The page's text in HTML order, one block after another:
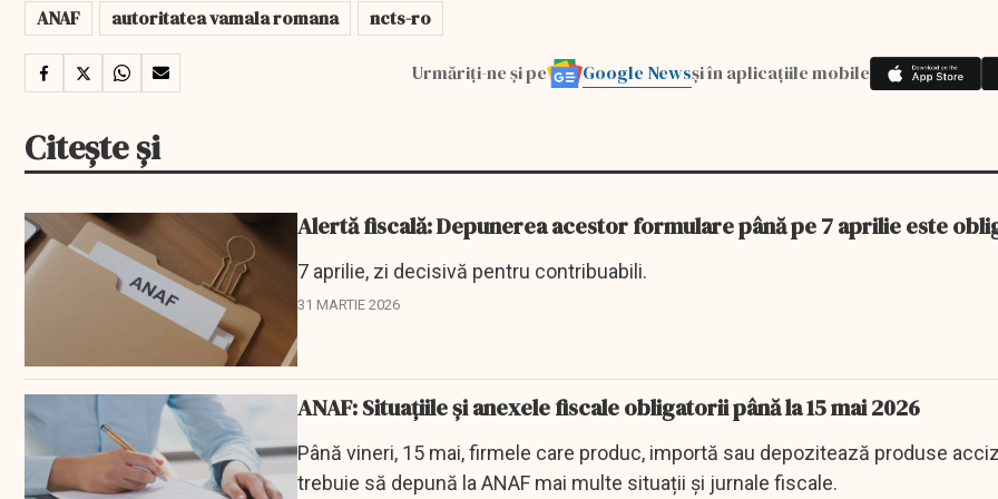
ANAF autoritatea vamala romana ncts-ro
Urmăriți-ne și pe Google Newsși în aplicațiile mobile
Citește și
Alertă fiscală: Depunerea acestor formulare până pe 7 aprilie este
7 aprilie, zi decisivă pentru contribuabili.
31 MARTIE 2026
ANAF: Situațiile și anexele fiscale obligatorii până la 15 mai 2026
Până vineri, 15 mai, firmele care produc, importă sau depozitează produse
trebuie să depună la ANAF mai multe situații și jurnale fiscale.